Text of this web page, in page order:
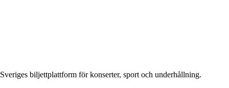
Sveriges biljettplattform för konserter, sport och underhållning.